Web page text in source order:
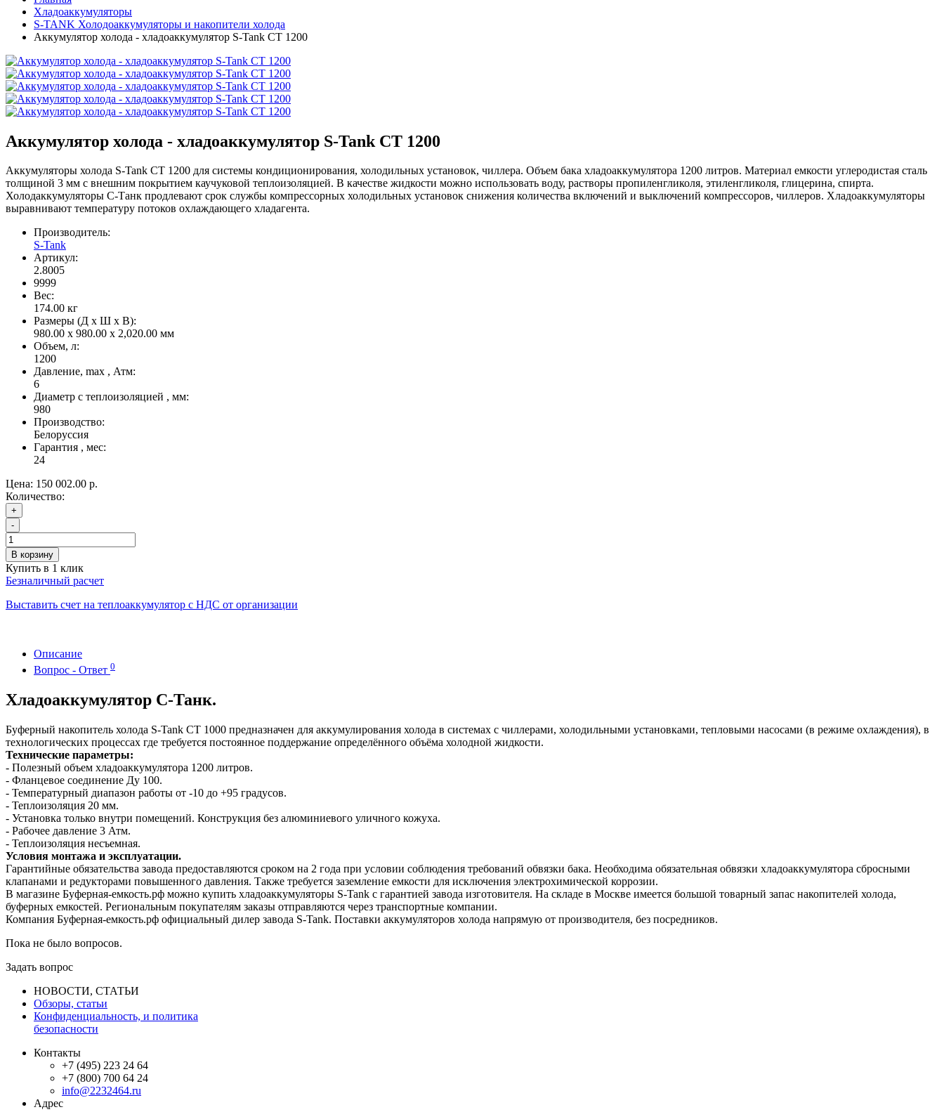
Хладоаккумуляторы
S-TANK Холодоаккумуляторы и накопители холода
Аккумулятор холода - хладоаккумулятор S-Tank CT 1200
Аккумулятор холода - хладоаккумулятор S-Tank CT 1200
Аккумуляторы холода S-Tank CT 1200 для системы кондиционирования, холодильных установок, чиллера. Объем бака хладоаккумулятора 1200 литров. Материал емкости углеродистая сталь
толщиной 3 мм с внешним покрытием каучуковой теплоизоляцией. В качестве жидкости можно использовать воду, растворы пропиленгликоля, этиленгликоля, глицерина, спирта.
Холодаккумуляторы С-Танк продлевают срок службы компрессорных холодильных установок снижения количества включений и выключений компрессоров, чиллеров. Хладоаккумуляторы
выравнивают температуру потоков охлаждающего хладагента.
Производитель:
S-Tank
Артикул:
2.8005
9999
Вес:
174.00 кг
Размеры (Д x Ш x В):
980.00 x 980.00 x 2,020.00 мм
Объем, л:
1200
Давление, max , Атм:
6
Диаметр с теплоизоляцией , мм:
980
Производство:
Белоруссия
Гарантия , мес:
24
Цена: 150 002.00 р.
Количество:
+
-
В корзину
Купить в 1 клик
Безналичный расчет
Выставить счет на теплоаккумулятор с НДС от организации
Описание
Вопрос - Ответ 0
Хладоаккумулятор С-Танк.
Буферный накопитель холода S-Tank CT 1000 предназначен для аккумулирования холода в системах с чиллерами, холодильными установками, тепловыми насосами (в режиме охлаждения), в
технологических процессах где требуется постоянное поддержание определённого объёма холодной жидкости.
Технические параметры:
- Полезный объем хладоаккумулятора 1200 литров.
- Фланцевое соединение Ду 100.
- Температурный диапазон работы от -10 до +95 градусов.
- Теплоизоляция 20 мм.
- Установка только внутри помещений. Конструкция без алюминиевого уличного кожуха.
- Рабочее давление 3 Атм.
- Теплоизоляция несъемная.
Условия монтажа и эксплуатации.
Гарантийные обязательства завода предоставляются сроком на 2 года при условии соблюдения требований обвязки бака. Необходима обязательная обвязки хладоаккумулятора сбросными
клапанами и редукторами повышенного давления. Также требуется заземление емкости для исключения электрохимической коррозии.
В магазине Буферная-емкость.рф можно купить хладоаккумуляторы S-Tank с гарантией завода изготовителя. На складе в Москве имеется большой товарный запас накопителей холода,
буферных емкостей. Региональным покупателям заказы отправляются через транспортные компании.
Компания Буферная-емкость.рф официальный дилер завода S-Tank. Поставки аккумуляторов холода напрямую от производителя, без посредников.
Пока не было вопросов.
Задать вопрос
НОВОСТИ, СТАТЬИ
Обзоры, статьи
Конфиденциальность, и политика
безопасности
Контакты
+7 (495) 223 24 64
+7 (800) 700 64 24
info@2232464.ru
Адрес